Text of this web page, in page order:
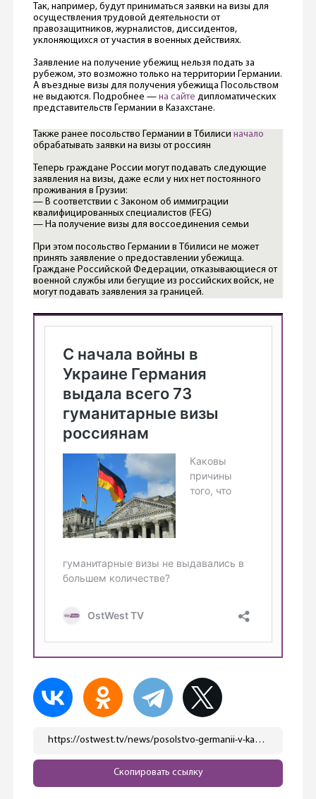
Так, например, будут приниматься заявки на визы для
осуществления трудовой деятельности от
правозащитников, журналистов, диссидентов,
уклоняющихся от участия в военных действиях.
Заявление на получение убежищ нельзя подать за
рубежом, это возможно только на территории Германии.
А въездные визы для получения убежища Посольством
не выдаются. Подробнее — на сайте дипломатических
представительств Германии в Казахстане.
Также ранее посольство Германии в Тбилиси начало
обрабатывать заявки на визы от россиян
Теперь граждане России могут подавать следующие
заявления на визы, даже если у них нет постоянного
проживания в Грузии:
— В соответствии с Законом об иммиграции
квалифицированных специалистов (FEG)
— На получение визы для воссоединения семьи
При этом посольство Германии в Тбилиси не может
принять заявление о предоставлении убежища.
Граждане Российской Федерации, отказывающиеся от
военной службы или бегущие из российских войск, не
могут подавать заявления за границей.
https://ostwest.tv/news/posolstvo-germanii-v-kazahstane-prinimaet-zayavleniya-rossiyan-na-nacionalnye-vizy/
Скопировать ссылку